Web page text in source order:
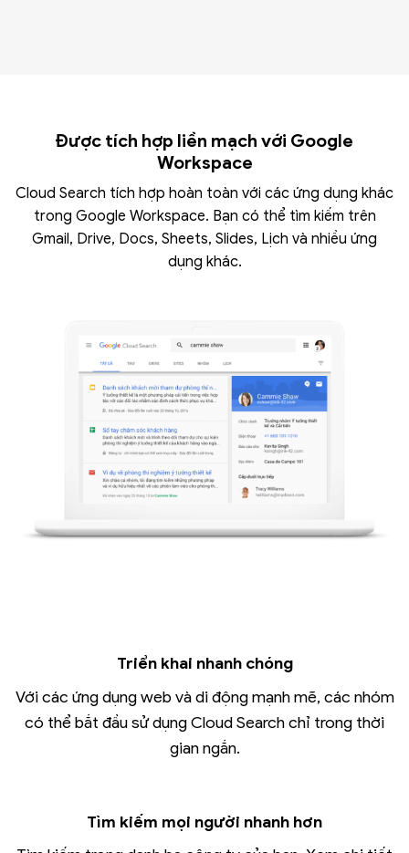
Được tích hợp liền mạch với Google
Workspace
Cloud Search tích hợp hoàn toàn với các ứng dụng khác
trong Google Workspace. Bạn có thể tìm kiếm trên
Gmail, Drive, Docs, Sheets, Slides, Lịch và nhiều ứng
dụng khác.
Triển khai nhanh chóng
Với các ứng dụng web và di động mạnh mẽ, các nhóm
có thể bắt đầu sử dụng Cloud Search chỉ trong thời
gian ngắn.
Tìm kiếm mọi người nhanh hơn